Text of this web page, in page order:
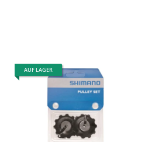
AUF LAGER